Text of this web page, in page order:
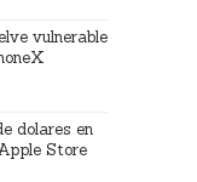
vulnerable
dolares en
Store